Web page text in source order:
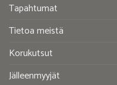
Tapahtumat
Tietoa meistä
Korukutsut
Jälleenmyyjät